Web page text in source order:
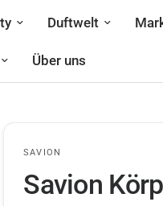
Duftwelt
Über uns
SAVION
Savion